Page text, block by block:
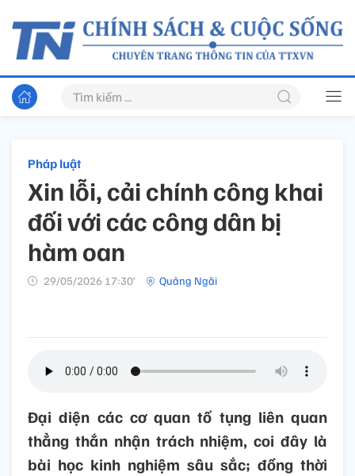
Pháp luật
Xin lỗi, cải chính công khai
đối với các công dân bị
hàm oan
29/05/2026 17:30’ Quảng Ngãi
Đại diện các cơ quan tố tụng liên quan
thẳng thắn nhận trách nhiệm, coi đây là
bài học kinh nghiệm sâu sắc; đồng thời